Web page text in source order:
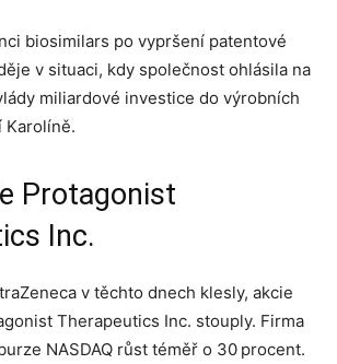
biosimilars po vypršení patentové
v situaci, kdy společnost ohlásila na
miliardové investice do výrobních
Karolíně.
Protagonist
Inc.
v těchto dnech klesly, akcie
Therapeutics Inc. stouply. Firma
NASDAQ růst téměř o 30 procent.